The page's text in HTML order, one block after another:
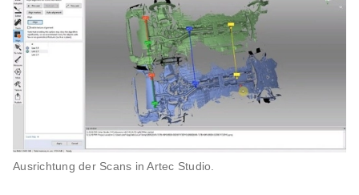
Ausrichtung der Scans in Artec Studio.